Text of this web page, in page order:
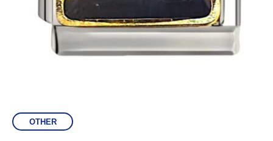
OTHER